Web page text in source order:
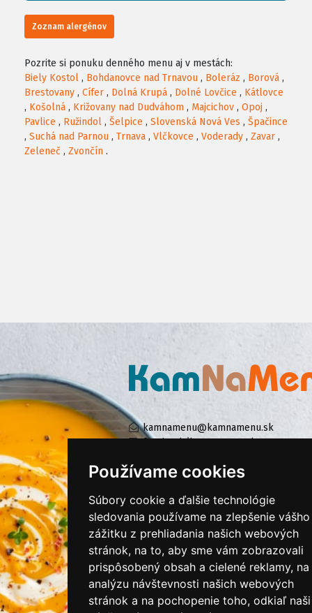
Používame cookies
Súbory cookie a ďalšie technológie
sledovania používame na zlepšenie vášho
zážitku z prehliadania našich webových
stránok, na to, aby sme vám zobrazovali
prispôsobený obsah a cielené reklamy, na
analýzu návštevnosti našich webových
stránok a na pochopenie toho, odkiaľ naši
Zoznam alergénov
Pozrite si ponuku denného menu aj v mestách:
Biely Kostol , Bohdanovce nad Trnavou , Boleráz , Borová ,
Brestovany , Cífer , Dolná Krupá , Dolné Lovčice , Kátlovce
, Košolná , Križovany nad Dudváhom , Majcichov , Opoj ,
Pavlice , Ružindol , Šelpice , Slovenská Nová Ves , Špačince
, Suchá nad Parnou , Trnava , Vlčkovce , Voderady , Zavar ,
Zeleneč , Zvončín .
kamnamenu@kamnamenu.sk
facebook/kamnamenu.sk
PRIHLÁSIŤ SA DO ZÁKAZNÍCKEJ ZÓNY
Všeobecné obchodné podmienky